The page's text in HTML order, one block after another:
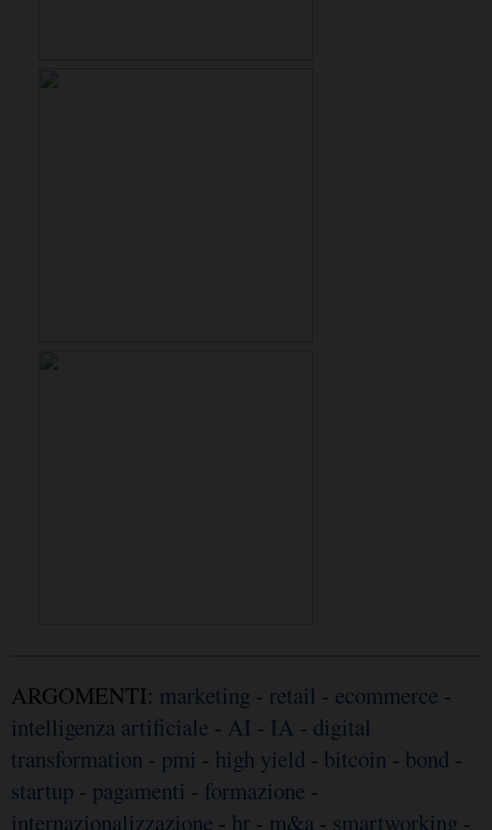
ARGOMENTI: marketing - retail - ecommerce -
intelligenza artificiale - AI - IA - digital
transformation - pmi - high yield - bitcoin - bond -
startup - pagamenti - formazione -
internazionalizzazione - hr - m&a - smartworking -